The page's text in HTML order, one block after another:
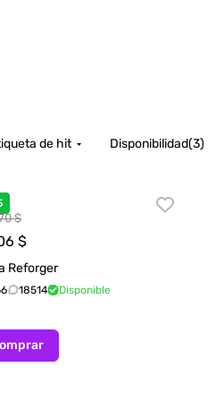
de hit Disponibilidad(3)
$
$
Reforger
18514 Disponible